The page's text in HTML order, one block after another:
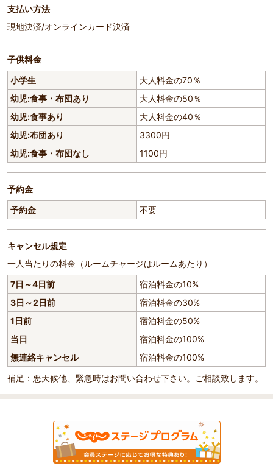
支払い方法
現地決済/オンラインカード決済
子供料金
小学生
大人料金の70％
幼児:食事・布団あり
大人料金の50％
幼児:食事あり
大人料金の40％
幼児:布団あり
3300円
幼児:食事・布団なし
1100円
予約金
予約金
不要
キャンセル規定
一人当たりの料金（ルームチャージはルームあたり）
7日～4日前
宿泊料金の10%
3日～2日前
宿泊料金の30%
1日前
宿泊料金の50%
当日
宿泊料金の100%
無連絡キャンセル
宿泊料金の100%
補足：悪天候他、緊急時はお問い合わせ下さい。ご相談致します。